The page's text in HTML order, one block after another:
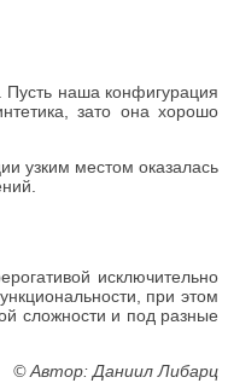
Пусть наша конфигурация
зато она хорошо
узким местом оказалась
исключительно
при этом
сложности и под разные
© Автор: Даниил Либарц